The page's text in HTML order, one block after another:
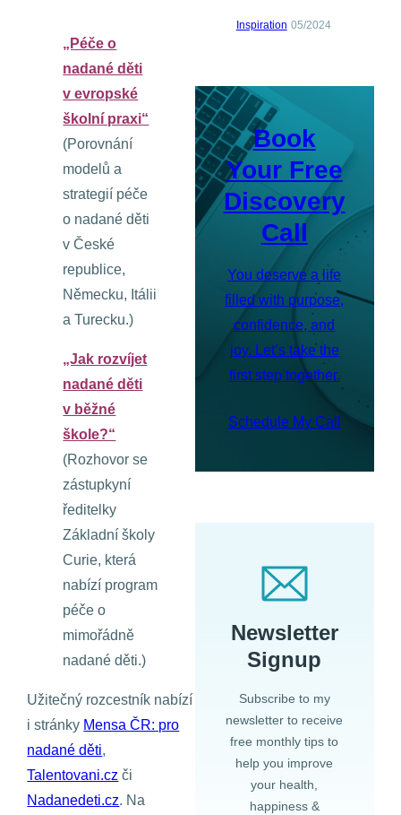
„Péče o
nadané děti
v evropské
školní praxi“
(Porovnání
modelů a
strategií péče
o nadané děti
v České
republice,
Německu, Itálii
a Turecku.)
„Jak rozvíjet
nadané děti
v běžné
škole?“
(Rozhovor se
zástupkyní
ředitelky
Základní školy
Curie, která
nabízí program
péče o
mimořádně
nadané děti.)
Užitečný rozcestník nabízí
i stránky Mensa ČR: pro
nadané děti,
Talentovani.cz či
Nadanedeti.cz. Na
Inspiration 05/2024
Book
Your Free
Discovery
Call
You deserve a life
filled with purpose,
confidence, and
joy. Let’s take the
first step together.
Schedule My Call
Newsletter
Signup
Subscribe to my
newsletter to receive
free monthly tips to
help you improve
your health,
happiness &